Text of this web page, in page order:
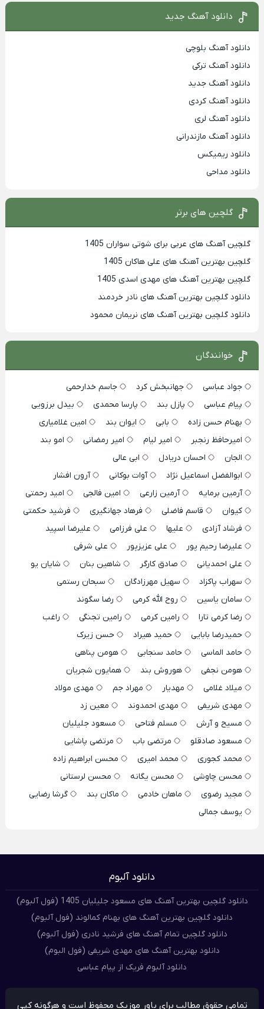
دانلود آهنگ جدید
دانلود آهنگ بلوچی
دانلود آهنگ ترکی
دانلود آهنگ جدید
دانلود آهنگ کردی
دانلود آهنگ لری
دانلود آهنگ مازندرانی
دانلود ریمیکس
دانلود مداحی
گلچین های برتر
گلچین آهنگ های عربی برای شوتی سواران 1405
گلچین بهترين آهنگ های علی هاکان 1405
گلچین بهترین آهنگ های مهدی اسدی 1405
دانلود گلچین بهترین آهنگ های نادر خردمند
دانلود گلچین بهترین آهنگ های نریمان محمود
خوانندگان
جواد عباسی جهانبخش کرد
جاسم خدارحمی
پیام عباسی
پازل بند پارسا محمدی
بیدل برزویی
بهنام حسن زاده
بابی ایوان بند
امین غلامیاری
امیرحافظ رنجبر
امیر لیام امیر رمضانی
امو بند
الجان
احسان دریادل
ابی عالی
ابوالفضل اسماعیل نژاد
آوات بوکانی
آرون افشار
آرمین برمایه
آرمین زارعی امین فالجی
امید رحمتی
کیوان
قاسم فاضلی فرهاد جهانگیری
فرشید حکمتی
فرشاد آزادی
علیها علی فرزامی
علیرضا اسپید
علیرضا رحیم پور
علی عزیزپور
علی شرفی
علی احمدیانی
صادق کارگر شاهین بنان
شایان یو
سهراب پاکزاد
سهیل مهرزادگان
سبحان رستمی
سامان یاسین
روح الله کرمی
رضا سگوند
رضا کرمی تارا
رامین کرمی رامین تجنگی
راغب
حمیدرضا بابایی
حمید هیراد
حسن زیرک
حامد الماسی
حامد سنجابی
هومن پناهی
هومن نجفی
هوروش بند
همایون شجریان
میلاد غلامی
مهدیار مهراد جم
مهدی مولاد
مهدی شریفی
مهدی احمدوند
معین زد
مسیح و آرش
مسلم فتاحی
مسعود جلیلیان
مسعود صادقلو
مرتضی باب
مرتضی پاشایی
محمد کجوری
محمد امیری
محسن ابراهیم زاده
محسن چاوشی
محسن یگانه
محسن لرستانی
مجید رضوی
ماهان خادمی ماکان بند
گرشا رضایی
یوسف جمالی
دانلود آلبوم
دانلود گلچین بهترین آهنگ های مسعود جلیلیان 1405 (فول آلبوم)
دانلود گلچین بهترین آهنگ های بهنام کمالوند (فول آلبوم)
دانلود گلچین تمام آهنگ های فرشید نادری (فول آلبوم)
دانلود بهترین آهنگ های مهدی شریفی (فول البوم)
دانلود آلبوم فریک از پیام عباسی
تمامی حقوق مطالب برای پاور موزیک محفوظ است و هرگونه کپی